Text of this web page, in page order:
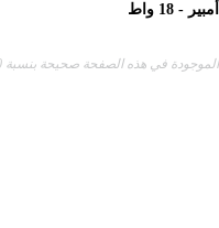
في هذه الصفحة صحيحة بنسبة 100٪.